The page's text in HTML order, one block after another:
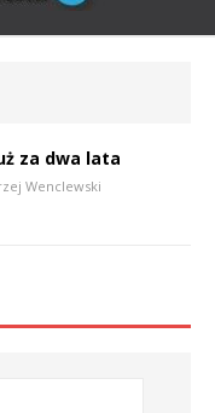
za dwa lata
Wenclewski